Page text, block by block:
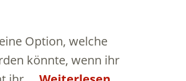
Option, welche
könnte, wenn ihr